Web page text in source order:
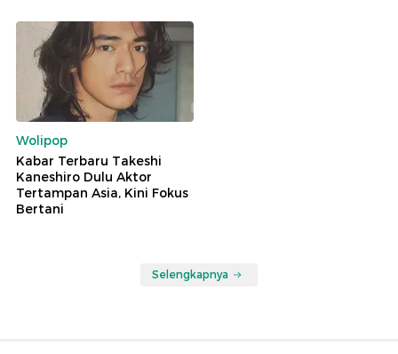
Wolipop
Kabar Terbaru Takeshi
Kaneshiro Dulu Aktor
Tertampan Asia, Kini Fokus
Bertani
Selengkapnya